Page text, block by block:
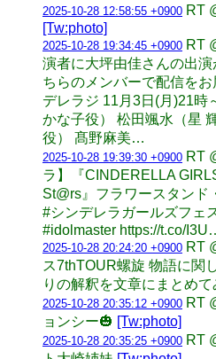
2025-10-28 12:58:55 +0900 RT
[Tw:photo]
2025-10-28 19:34:45 +0900 RT
演者に大坪由佳さんの出
ちらのメンバーで配信を
デレラジ 11月3日(月)21時
かな子役） 松田颯水（星
役） 髙野麻美…
2025-10-28 19:39:30 +0900 RT
ラ】『CINDERELLA
St@rs』フラワースタンド
#シンデレラガールズフ
#idolmaster https://t.co/
2025-10-28 20:24:20 +0900 RT
ス7thTOUR螺旋 物語に関
りの解釈を文章にまとめて
2025-10-28 20:35:12 +0900 RT
ョンシー🎃 [Tw:photo]
2025-10-28 20:35:25 +0900 RT